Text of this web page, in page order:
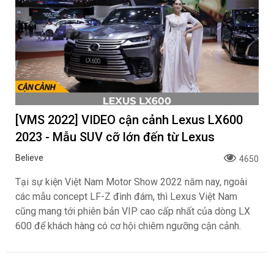
[VMS 2022] VIDEO cận cảnh Lexus LX600
2023 - Mẫu SUV cỡ lớn đến từ Lexus
Believe 4650
Tại sự kiện Việt Nam Motor Show 2022 năm nay, ngoài
các mẫu concept LF-Z đình đám, thì Lexus Việt Nam
cũng mang tới phiên bản VIP cao cấp nhất của dòng LX
600 để khách hàng có cơ hội chiêm ngưỡng cận cảnh.